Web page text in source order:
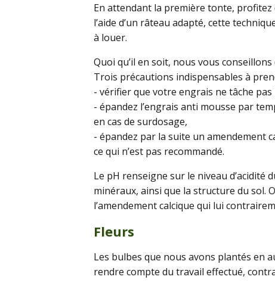
En attendant la première tonte, profitez
l’aide d’un râteau adapté, cette
à louer.
Quoi qu’il en soit, nous vous
Trois précautions indispensables à
- vérifier que votre engrais ne tâche pas
- épandez l’engrais anti mousse par
en cas de surdosage,
- épandez par la suite un amendement
ce qui n’est pas recommandé.
Le pH renseigne sur le niveau d’acidité
minéraux, ainsi que la structure du sol.
l’amendement calcique qui lui
Fleurs
Les bulbes que nous avons plantés en
rendre compte du travail effectué,